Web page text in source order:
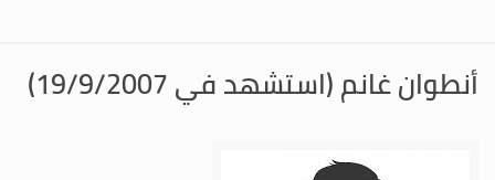
أنطوان غانم (استشهد في 19/9/2007)